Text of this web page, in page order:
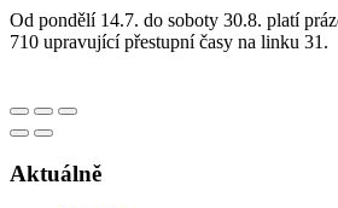
Od pondělí 14.7. do soboty 30.8. platí
710 upravující přestupní časy na linku 31.
Aktuálně